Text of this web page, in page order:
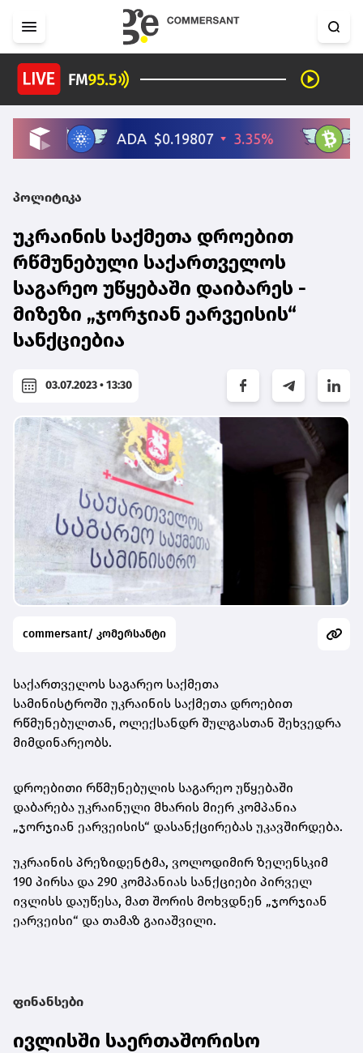
პოლიტიკა
უკრაინის საქმეთა დროებით
რწმუნებული საქართველოს
საგარეო უწყებაში დაიბარეს -
მიზეზი „ჯორჯიან ეარვეისის“
სანქციებია
03.07.2023 • 13:30
commersant/ კომერსანტი
საქართველოს საგარეო საქმეთა
სამინისტროში უკრაინის საქმეთა დროებით
რწმუნებულთან, ოლექსანდრ შულგასთან შეხვედრა
მიმდინარეობს.
დროებითი რწმუნებულის საგარეო უწყებაში
დაბარება უკრაინული მხარის მიერ კომპანია
„ჯორჯიან ეარვეისის“ დასანქცირებას უკავშირდება.
უკრაინის პრეზიდენტმა, ვოლოდიმირ ზელენსკიმ
190 პირსა და 290 კომპანიას სანქციები პირველ
ივლისს დაუწესა, მათ შორის მოხვდნენ „ჯორჯიან
ეარვეისი“ და თამაზ გაიაშვილი.
ფინანსები
ივლისში საერთაშორისო